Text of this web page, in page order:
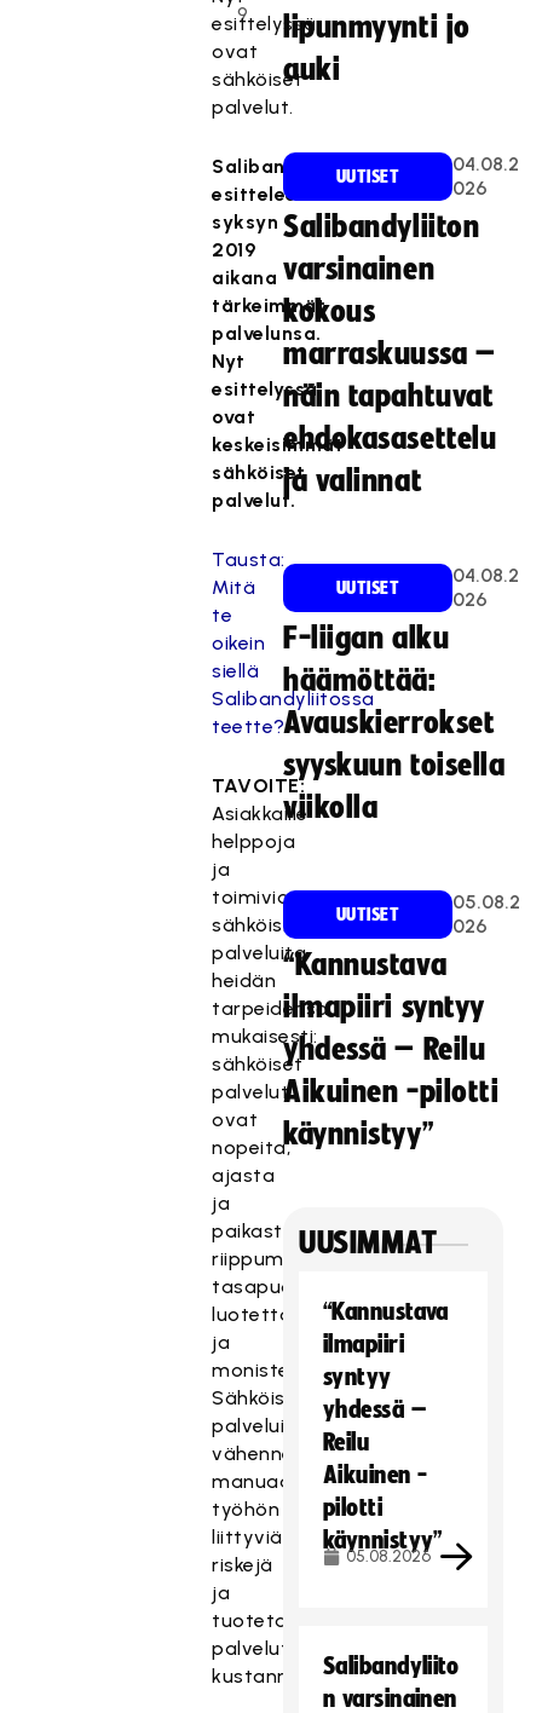
9
esittelyssä
ovat
sähköiset
palvelut.
Salibandyliitto
esittelee
syksyn
2019
aikana
tärkeimmät
palvelunsa.
Nyt
esittelyssä
ovat
keskeisimmät
sähköiset
palvelut.
Tausta:
Mitä
te
oikein
siellä
Salibandyliitossa
teette?
TAVOITE:
Asiakkaille
helppoja
ja
toimivia
sähköisiä
palveluita
heidän
tarpeidensa
mukaisesti:
sähköiset
palvelut
ovat
nopeita,
ajasta
ja
paikasta
riippumattomia,
tasapuolisia,
luotettavia
ja
monistettavia.
Sähköisillä
palveluilla
vähennetään
manuaaliseen
työhön
liittyviä
riskejä
ja
tuotetaan
palvelut
kustannustehokkaasti.
lipunmyynti jo
auki
UUTISET
04.08.2
026
Salibandyliiton
varsinainen
kokous
marraskuussa –
näin tapahtuvat
ehdokasasettelu
ja valinnat
UUTISET
04.08.2
026
F-liigan alku
häämöttää:
Avauskierrokset
syyskuun toisella
viikolla
UUTISET
05.08.2
026
“Kannustava
ilmapiiri syntyy
yhdessä – Reilu
Aikuinen -pilotti
käynnistyy”
UUSIMMAT
“Kannustava
ilmapiiri
syntyy
yhdessä –
Reilu
Aikuinen -
pilotti
käynnistyy”
05.08.2026
Salibandyliito
n varsinainen